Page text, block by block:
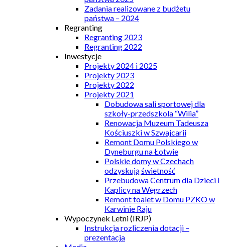
Zadania realizowane z budżetu
państwa – 2024
Regranting
Regranting 2023
Regranting 2022
Inwestycje
Projekty 2024 i 2025
Projekty 2023
Projekty 2022
Projekty 2021
Dobudowa sali sportowej dla
szkoły-przedszkola “Wilia”
Renowacja Muzeum Tadeusza
Kościuszki w Szwajcarii
Remont Domu Polskiego w
Dyneburgu na Łotwie
Polskie domy w Czechach
odzyskują świetność
Przebudowa Centrum dla Dzieci i
Kaplicy na Węgrzech
Remont toalet w Domu PZKO w
Karwinie Raju
Wypoczynek Letni (IRJP)
Instrukcja rozliczenia dotacji –
prezentacja